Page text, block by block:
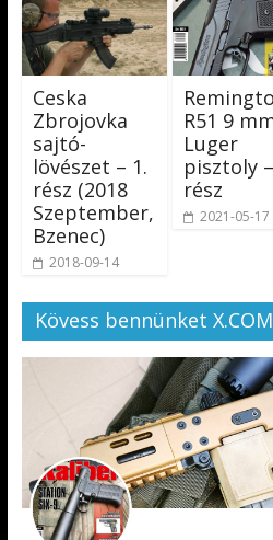
Ceska
Zbrojovka
sajtó-
lövészet – 1.
rész (2018
Szeptember,
Bzenec)
2018-09-14
R51 9
Luger
pisztoly
rész
2021-05-17
Kövess bennünket